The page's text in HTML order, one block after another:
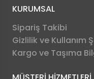
KURUMSAL
Sipariş Takibi
Gizlilik ve Kullanım
Kargo ve Taşıma